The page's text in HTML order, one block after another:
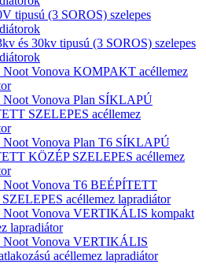
tipusú (3 SOROS) szelepes
és 30kv tipusú (3 SOROS) szelepes
Vonova KOMPAKT acéllemez
Noot Vonova Plan SÍKLAPÚ
SZELEPES acéllemez
Noot Vonova Plan T6 SÍKLAPÚ
KÖZÉP SZELEPES acéllemez
Noot Vonova T6 BEÉPÍTETT
acéllemez lapradiátor
Noot Vonova VERTIKÁLIS kompakt
lapradiátor
Noot Vonova VERTIKÁLIS
acéllemez lapradiátor